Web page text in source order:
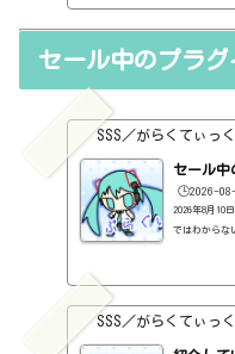
【定価】899
けではないの
449ドル（本
セール中のプラ
SSS／がらくてぃっ
セール
🕒️2026-
2026年8月10
ではわからな
(Bass・
UDIO DELUXE
SSS／がらくてぃっ